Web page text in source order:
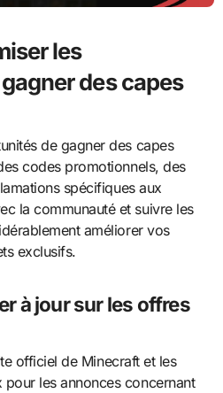
les
des capes
de gagner des capes
codes promotionnels, des
spécifiques aux
la communauté et suivre les
améliorer vos
exclusifs.
à jour sur les offres
officiel de Minecraft et les
les annonces concernant